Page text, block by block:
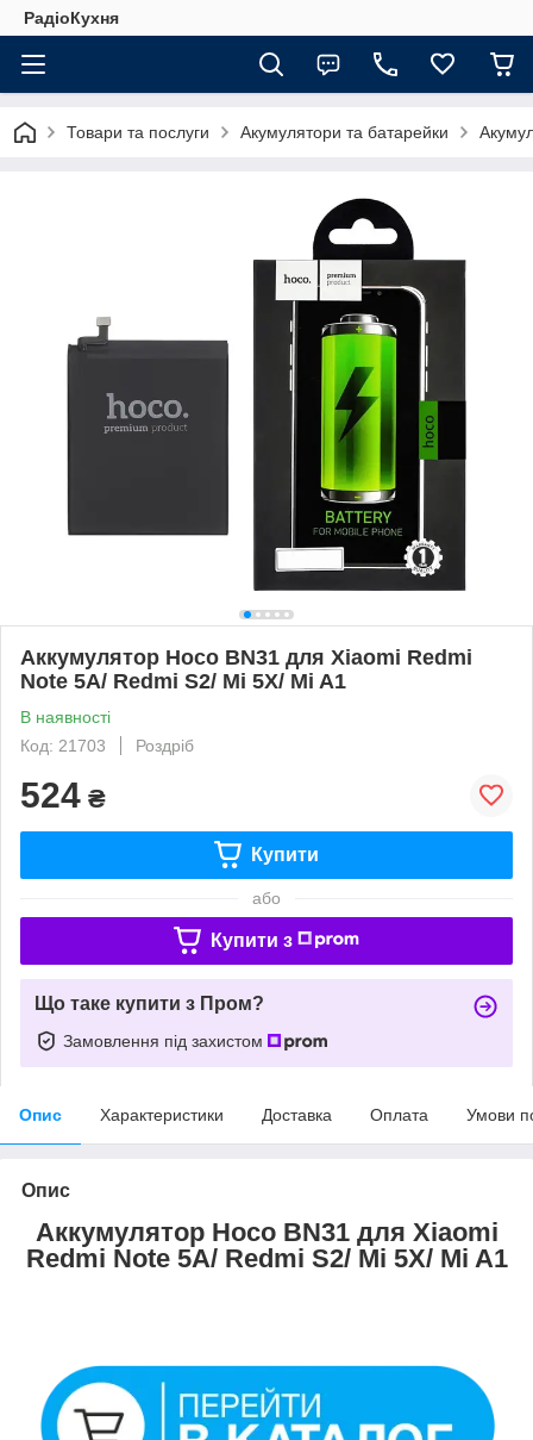
РадіоКухня
Товари та послуги Акумулятори та батарейки
Аккумулятор Hoco BN31 для Xiaomi Redmi
Note 5A/ Redmi S2/ Mi 5X/ Mi A1
В наявності
Код: 21703
Роздріб
524 ₴
Купити
або
Купити з
Що таке купити з Пром?
Замовлення під захистом
Опис Характеристики Доставка Оплата Умови
Опис
Аккумулятор Hoco BN31 для Xiaomi
Redmi Note 5A/ Redmi S2/ Mi 5X/ Mi A1